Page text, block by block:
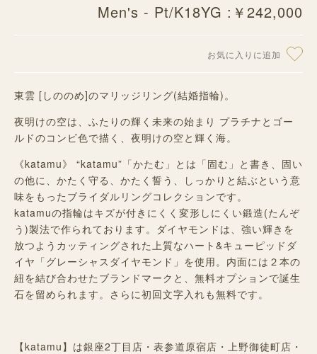
Men's - Pt/K18YG :￥242,000
お気に入りに追加
東雲 [しののめ]のマリッジリング(結婚指輪)。
夜明けの空は、ふたりの輝く未来の始まり プラチナとゴー
ルドのコンビ色で描く、夜明けの空と輝く海。
《katamu》 “katamu”「かたむ」とは「固む」と書き、固い
の他に、かたく守る、かたく誓う、しっかりと結ぶという意
味をもったブライダルリングコレクションです。
katamuの指輪はキズが付きにくく変形しにくい鍛造(たんぞ
う)製法で作られております。ダイヤモンドは、強い輝きを
放つようカッティングされた上質なハート&キューピッドダ
イヤ「グレーシャスダイヤモンド」を使用。内面には２本の
紐を結び合わせたブランドマークと、無料オプションで誕生
石を留められます。さらに初回文字入れも無料です。
【katamu】は銀座2丁目店・表参道原宿店・上野御徒町店・